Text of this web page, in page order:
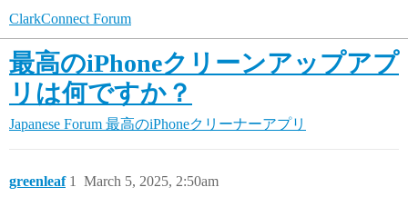
ClarkConnect Forum
最高のiPhoneクリーンアップアプ
リは何ですか？
Japanese Forum 最高のiPhoneクリーナーアプリ
greenleaf March 5, 2025, 2:50am
1